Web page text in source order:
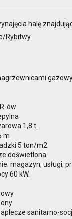
halę
Rybitwy.
ów
1,8 t.
m
5 ton/m2
doświetlona
magazyn, usługi,
60 kW.
sanitarno-